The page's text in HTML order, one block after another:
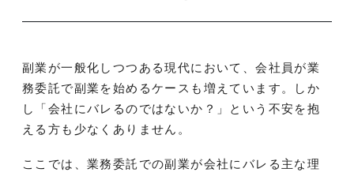
副業が一般化しつつある現代において、会社員が業
務委託で副業を始めるケースも増えています。しか
し「会社にバレるのではないか？」という不安を抱
える方も少なくありません。
ここでは、業務委託での副業が会社にバレる主な理